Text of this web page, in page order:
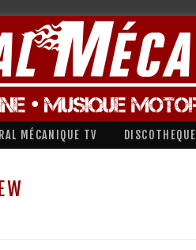
MÉCANIQUE TV DISCOTHEQUE